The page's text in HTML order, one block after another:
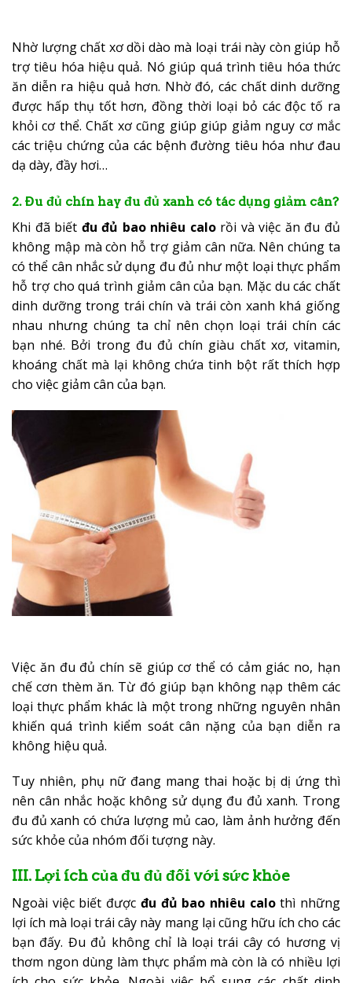
Nhờ lượng chất xơ dồi dào mà loại trái này còn giúp hỗ
trợ tiêu hóa hiệu quả. Nó giúp quá trình tiêu hóa thức
ăn diễn ra hiệu quả hơn. Nhờ đó, các chất dinh dưỡng
được hấp thụ tốt hơn, đồng thời loại bỏ các độc tố ra
khỏi cơ thể. Chất xơ cũng giúp giúp giảm nguy cơ mắc
các triệu chứng của các bệnh đường tiêu hóa như đau
dạ dày, đầy hơi…
2. Đu đủ chín hay đu đủ xanh có tác dụng giảm cân?
Khi đã biết đu đủ bao nhiêu calorồi và việc ăn đu đủ
không mập mà còn hỗ trợ giảm cân nữa. Nên chúng ta
có thể cân nhắc sử dụng đu đủ như một loại thực phẩm
hỗ trợ cho quá trình giảm cân của bạn. Mặc du các chất
dinh dưỡng trong trái chín và trái còn xanh khá giống
nhau nhưng chúng ta chỉ nên chọn loại trái chín các
bạn nhé. Bởi trong đu đủ chín giàu chất xơ, vitamin,
khoáng chất mà lại không chứa tinh bột rất thích hợp
cho việc giảm cân của bạn.
Việc ăn đu đủ chín sẽ giúp cơ thể có cảm giác no, hạn
chế cơn thèm ăn. Từ đó giúp bạn không nạp thêm các
loại thực phẩm khác là một trong những nguyên nhân
khiến quá trình kiểm soát cân nặng của bạn diễn ra
không hiệu quả.
Tuy nhiên, phụ nữ đang mang thai hoặc bị dị ứng thì
nên cân nhắc hoặc không sử dụng đu đủ xanh. Trong
đu đủ xanh có chứa lượng mủ cao, làm ảnh hưởng đến
sức khỏe của nhóm đối tượng này.
III. Lợi ích của đu đủ đối với sức khỏe
Ngoài việc biết được đu đủ bao nhiêu calothì những
lợi ích mà loại trái cây này mang lại cũng hữu ích cho các
bạn đấy. Đu đủ không chỉ là loại trái cây có hương vị
thơm ngon dùng làm thực phẩm mà còn là có nhiều lợi